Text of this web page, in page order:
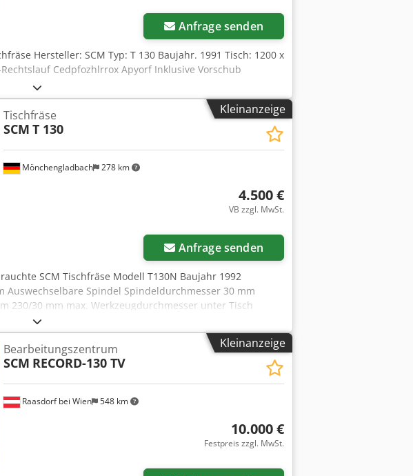
Anfrage senden
Hersteller: SCM Typ: T 130 Baujahr. 1991 Tisch: 1200 x
Cedpfozhlrrox Apyorf Inklusive Vorschub
Kleinanzeige
Mönchengladbach 278 km
Tischfräse
SCM T 130
4.500 €
VB zzgl. MwSt.
Anfrage senden
SCM Tischfräse Modell T130N Baujahr 1992
Auswechselbare Spindel Spindeldurchmesser 30 mm
230/30 mm max. Werkzeugdurchmesser unter Tisch
Stahlanschlaghälften Motor 4 kw / 400 V Crsdpfoyx T Ixex
/ Linkslauf Absaugstutzen 2x120 mm Abmessung
Kleinanzeige
Raasdorf bei Wien 548 km
Bearbeitungszentrum
SCM RECORD-130 TV
10.000 €
Festpreis zzgl. MwSt.